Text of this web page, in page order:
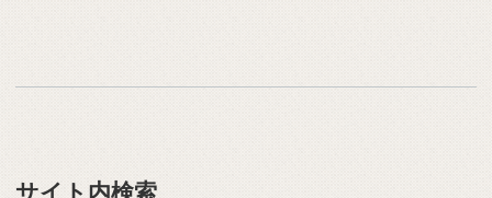
サイト内検索